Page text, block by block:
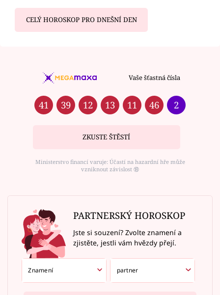
CELÝ HOROSKOP PRO DNEŠNÍ DEN
Vaše šťastná čísla
41 39 12 13 11 46 2
ZKUSTE ŠTĚSTÍ
Ministerstvo financí varuje: Účastí na hazardní hře může
vzniknout závislost ⑱
PARTNERSKÝ HOROSKOP
Jste si souzení? Zvolte znamení a
zjistěte, jestli vám hvězdy přejí.